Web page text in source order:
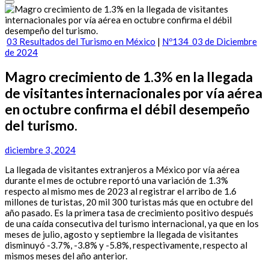
03 Resultados del Turismo en México | Nº134_03 de Diciembre
de 2024
Magro crecimiento de 1.3% en la llegada
de visitantes internacionales por vía aérea
en octubre confirma el débil desempeño
del turismo.
diciembre 3, 2024
La llegada de visitantes extranjeros a México por vía aérea
durante el mes de octubre reportó una variación de 1.3%
respecto al mismo mes de 2023 al registrar el arribo de 1.6
millones de turistas, 20 mil 300 turistas más que en octubre del
año pasado. Es la primera tasa de crecimiento positivo después
de una caída consecutiva del turismo internacional, ya que en los
meses de julio, agosto y septiembre la llegada de visitantes
disminuyó -3.7%, -3.8% y -5.8%, respectivamente, respecto al
mismos meses del año anterior.